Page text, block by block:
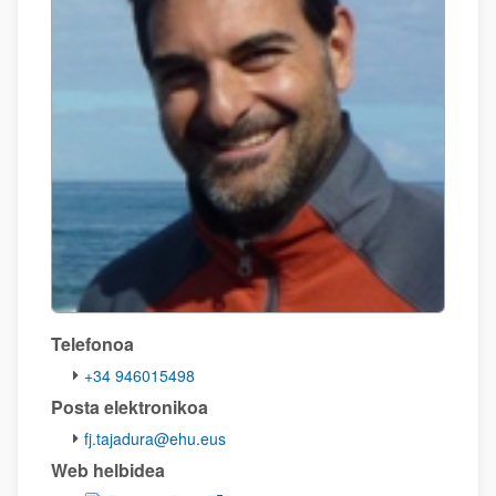
Telefonoa
+34 946015498
Posta elektronikoa
fj.tajadura@ehu.eus
Web helbidea